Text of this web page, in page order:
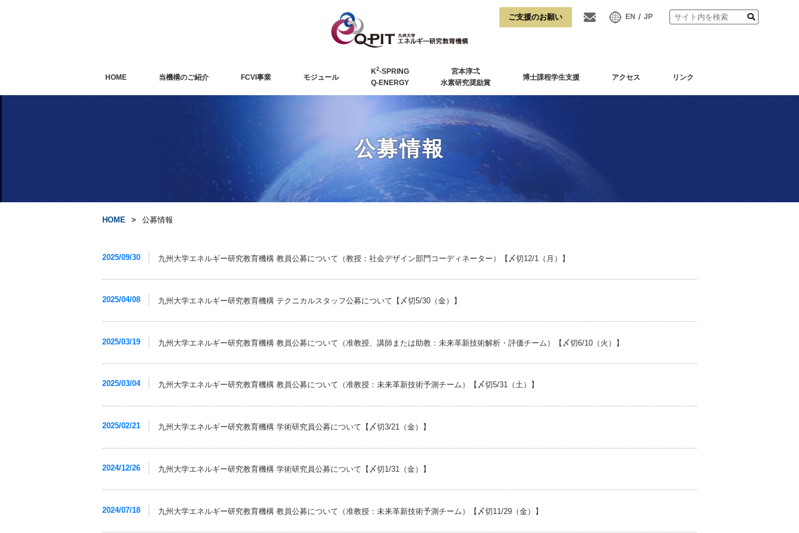
EN / JP
HOME 当機構のご紹介 FCVI事業 モジュール
K2-SPRING
Q-ENERGY
宮本淳弌
水素研究奨励賞
博士課程学生支援 アクセス リンク
公募情報
HOME 公募情報
2025/09/30 九州大学エネルギー研究教育機構 教員公募について（教授：社会デザイン部門コーディネーター）【〆切12/1（月）】
2025/04/08 九州大学エネルギー研究教育機構 テクニカルスタッフ公募について【〆切5/30（金）】
2025/03/19 九州大学エネルギー研究教育機構 教員公募について（准教授、講師または助教：未来革新技術解析・評価チーム）【〆切6/10（火）】
2025/03/04 九州大学エネルギー研究教育機構 教員公募について（准教授：未来革新技術予測チーム）【〆切5/31（土）】
2025/02/21 九州大学エネルギー研究教育機構 学術研究員公募について【〆切3/21（金）】
2024/12/26 九州大学エネルギー研究教育機構 学術研究員公募について【〆切1/31（金）】
2024/07/18 九州大学エネルギー研究教育機構 教員公募について（准教授：未来革新技術予測チーム）【〆切11/29（金）】